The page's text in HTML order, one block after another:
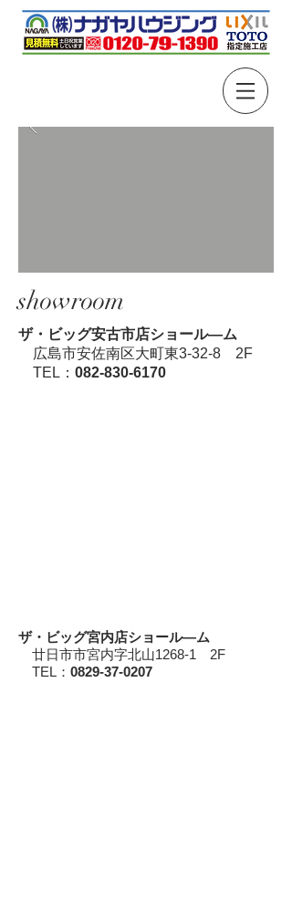
showroom
ザ・ビッグ宮内店ショール―ム
廿日市市宮内字北山1268-1 2F
TEL： 0829-37-0207
ザ・ビッグ安古市店ショール―ム
広島市安佐南区大町東3-32-8 2F
TEL： 082-830-6170